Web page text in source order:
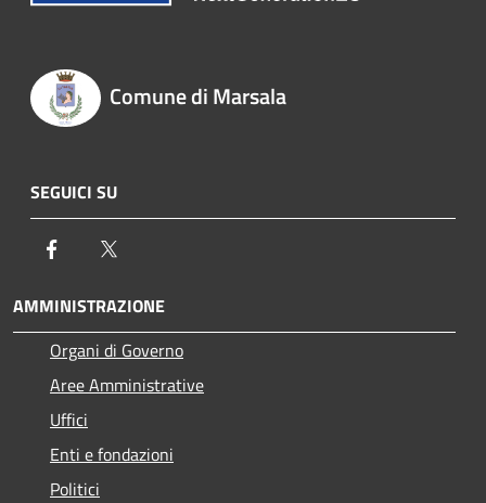
Comune di Marsala
SEGUICI SU
Facebook
AMMINISTRAZIONE
Organi di Governo
Aree Amministrative
Uffici
Enti e fondazioni
Politici